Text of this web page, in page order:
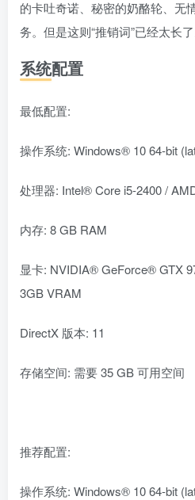
的卡吐奇诺、秘密的奶酪轮、无
务。但是这则“推销词”已经太长了
系统配置
最低配置:
操作系统: Windows® 10 64-bit
处理器: Intel® Core i5-2400 /
内存: 8 GB RAM
显卡: NVIDIA® GeForce® GTX
3GB VRAM
DirectX 版本: 11
存储空间: 需要 35 GB 可用空间
推荐配置:
操作系统: Windows® 10 64-bit